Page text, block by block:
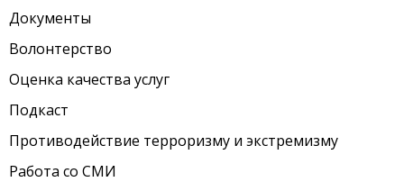
Документы
Волонтерство
Оценка качества услуг
Подкаст
Противодействие терроризму и экстремизму
Работа со СМИ